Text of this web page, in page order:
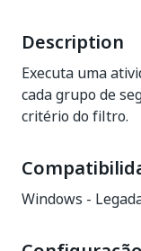
Description
Executa uma
cada grupo de
critério do filtro.
Windows -